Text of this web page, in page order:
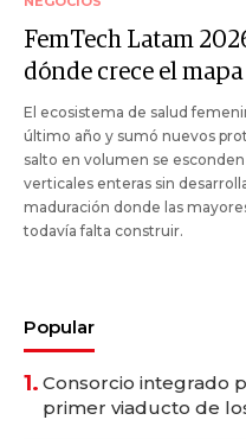
FemTech Latam
dónde crece el
El ecosistema de salud
último año y sumó nuevos
salto en volumen se
verticales enteras sin
maduración donde las
todavía falta construir.
Popular
1. Consorcio integrado
primer viaducto de